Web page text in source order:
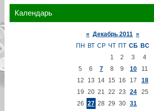
Календарь
« Декабрь 2011 »
ПН ВТ СР ЧТ ПТ СБ ВС
1
2 3
4
5
6 7 8 9 10
11
12
13 14 15 16 17
18
19 20 21 22 23 24
25
26 27 28 29 30 31